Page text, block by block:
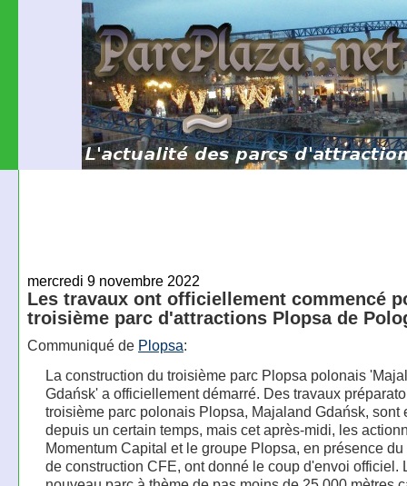
mercredi 9 novembre 2022
Les travaux ont officiellement commencé
troisième parc d'attractions Plopsa de
Communiqué de Plopsa:
La construction du troisième parc Plopsa polonais
Gdańsk' a officiellement démarré. Des travaux
troisième parc polonais Plopsa, Majaland Gdańsk, sont
depuis un certain temps, mais cet après-midi, les
Momentum Capital et le groupe Plopsa, en présence
de construction CFE, ont donné le coup d'envoi officiel.